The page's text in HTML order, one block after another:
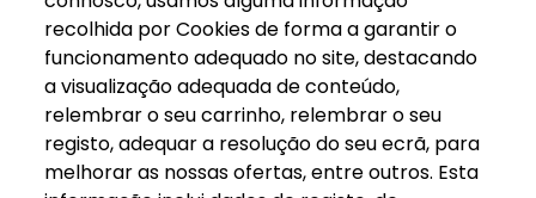
recolhida por Cookies de forma a garantir o
funcionamento adequado no site, destacando
a visualização adequada de conteúdo,
relembrar o seu carrinho, relembrar o seu
registo, adequar a resolução do seu ecrã, para
melhorar as nossas ofertas, entre outros. Esta